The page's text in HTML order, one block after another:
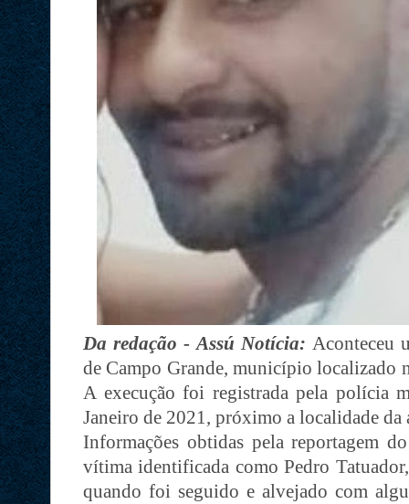
Da redação - Assú Notícia: Aconteceu
de Campo Grande, município localizado
A execução foi registrada pela polícia
Janeiro de 2021, próximo a localidade
Informações obtidas pela reportagem
vítima identificada como Pedro
quando foi seguido e alvejado com